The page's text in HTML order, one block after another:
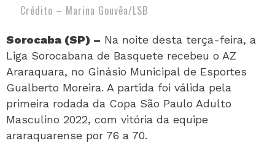
Crédito – Marina Gouvêa/LSB
Sorocaba (SP) – Na noite desta terça-feira, a
Liga Sorocabana de Basquete recebeu o AZ
Araraquara, no Ginásio Municipal de Esportes
Gualberto Moreira. A partida foi válida pela
primeira rodada da Copa São Paulo Adulto
Masculino 2022, com vitória da equipe
araraquarense por 76 a 70.